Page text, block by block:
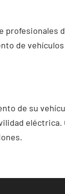
de
de su